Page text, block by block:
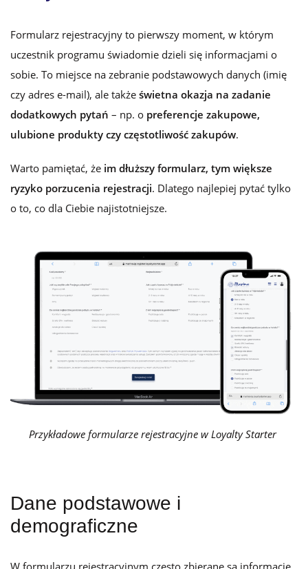
Formularz rejestracyjny to pierwszy moment, w którym
uczestnik programu świadomie dzieli się informacjami o
sobie. To miejsce na zebranie podstawowych danych (imię
czy adres e-mail), ale także świetna okazja na zadanie
dodatkowych pytań – np. o preferencje zakupowe,
ulubione produkty czy częstotliwość zakupów.
Warto pamiętać, że im dłuższy formularz, tym większe
ryzyko porzucenia rejestracji. Dlatego najlepiej pytać tylko
o to, co dla Ciebie najistotniejsze.
Przykładowe formularze rejestracyjne w Loyalty Starter
Dane podstawowe i
demograficzne
W formularzu rejestracyjnym często zbierane są informacje